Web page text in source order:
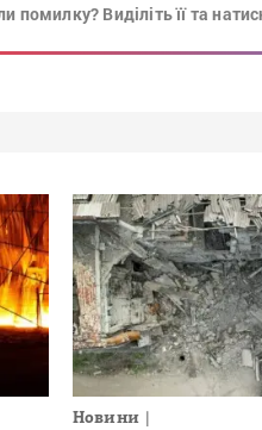
помилку? Виділіть її та
Новини